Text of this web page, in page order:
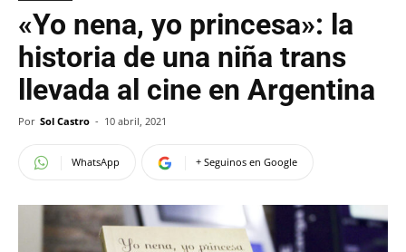
«Yo nena, yo princesa»: la
historia de una niña trans
llevada al cine en Argentina
Por Sol Castro - 10 abril, 2021
WhatsApp + Seguinos en Google